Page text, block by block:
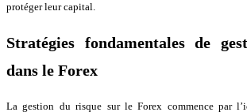
protéger leur capital.
Stratégies fondamentales de
dans le Forex
La gestion du risque sur le Forex commence par